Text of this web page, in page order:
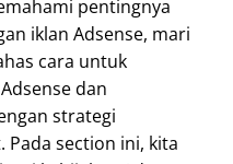
pentingnya
iklan Adsense, mari
cara untuk
dan
strategi
Pada section ini, kita